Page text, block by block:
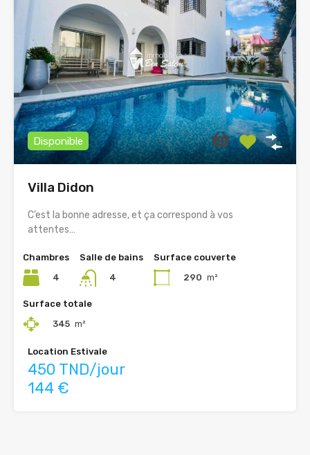
Disponible
Villa Didon
C’est la bonne adresse, et ça correspond à vos
attentes…
Chambres
4
Salle de bains
4
Surface couverte
290 m²
Surface totale
345 m²
Location Estivale
450 TND/jour
144 €